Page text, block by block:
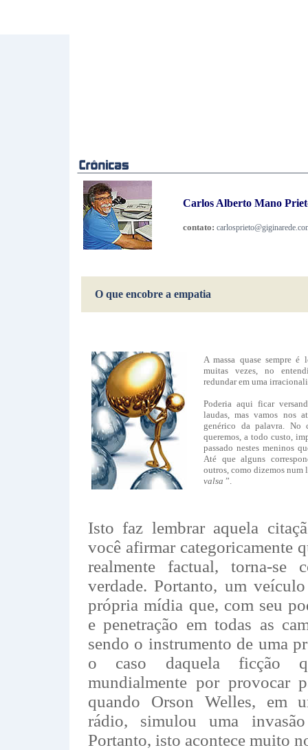
Carlos Alberto Mano
contato:
O que encobre a empatia
A massa quase sempre
muitas vezes, no
redundar em uma
Poderia aqui ficar
laudas, mas vamos nos
genérico da palavra. No
queremos, a todo custo,
passado nestes meninos
Até que alguns
outros, como dizemos num
valsa ”.
Isto faz lembrar aquela
você afirmar categoricamente
realmente factual, torna-se
verdade. Portanto, um
própria mídia que, com seu
e penetração em todas as
sendo o instrumento de uma
o caso daquela ficção
mundialmente por provocar
quando Orson Welles, em
rádio, simulou uma invasão
Portanto, isto acontece muito